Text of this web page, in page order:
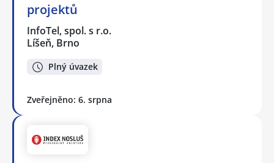
projektů
InfoTel, spol. s r.o.
Líšeň, Brno
Plný úvazek
Zveřejněno: 6. srpna